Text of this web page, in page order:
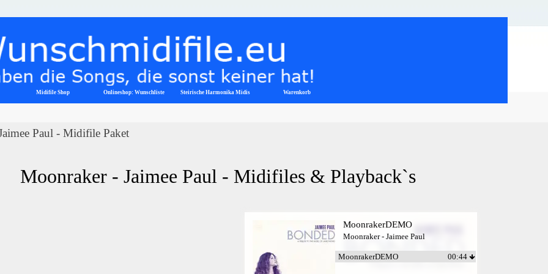
Menü überspringen
Midifile Shop ▼
Onlineshop: Wunschliste Steirische Harmonika Midis ▼
Warenkorb
Paul - Midifile Paket
Moonraker - Jaimee Paul - Midifiles & Playback`s
MoonrakerDEMO
Moonraker - Jaimee Paul
MoonrakerDEMO 00:44